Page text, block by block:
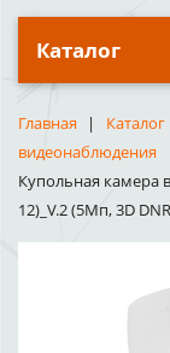
Каталог
Главная Каталог
видеонаблюдения
Купольная камера
12)_V.2 (5Мп, 3D